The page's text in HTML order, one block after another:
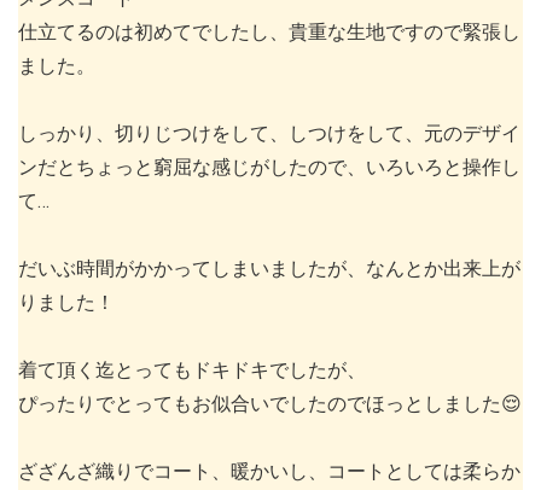
仕立てるのは初めてでしたし、貴重な生地ですので緊張し
ました。
しっかり、切りじつけをして、しつけをして、元のデザイ
ンだとちょっと窮屈な感じがしたので、いろいろと操作し
て…
だいぶ時間がかかってしまいましたが、なんとか出来上が
りました！
着て頂く迄とってもドキドキでしたが、
ぴったりでとってもお似合いでしたのでほっとしました😌
ざざんざ織りでコート、暖かいし、コートとしては柔らか